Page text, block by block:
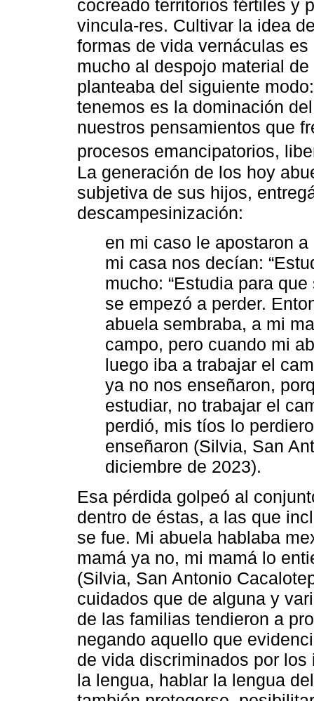
cocreado territorios fértiles y
vincula-res. Cultivar la idea
formas de vida vernáculas
mucho al despojo material
planteaba del siguiente
tenemos es la dominación
nuestros pensamientos que
procesos emancipatorios,
La generación de los hoy
subjetiva de sus hijos,
descampesinización:
en mi caso le apostaron
mi casa nos decían:
mucho: “Estudia para
se empezó a perder.
abuela sembraba, a mi
campo, pero cuando mi
luego iba a trabajar el
ya no nos enseñaron,
estudiar, no trabajar el
perdió, mis tíos lo
enseñaron (Silvia, San
diciembre de 2023).
Esa pérdida golpeó al
dentro de éstas, a las que
se fue. Mi abuela hablaba
mamá ya no, mi mamá lo
(Silvia, San Antonio
cuidados que de alguna y
de las familias tendieron a
negando aquello que
de vida discriminados por
la lengua, hablar la lengua